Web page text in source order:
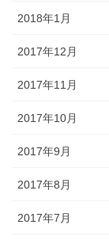
2018年1月
2017年12月
2017年11月
2017年10月
2017年9月
2017年8月
2017年7月